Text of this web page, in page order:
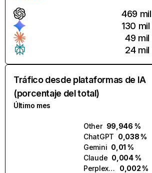
469 mil
130 mil
49 mil
24 mil
Tráfico desde plataformas de IA
(porcentaje del total)
Último mes
Other 99,946 %
ChatGPT 0,038 %
Gemini 0,01 %
Claude 0,004 %
Perplexity
0,002 %